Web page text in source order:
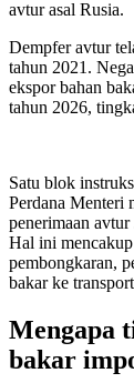
avtur asal Rusia.
Dempfer avtur
tahun 2021.
ekspor bahan
tahun 2026,
Satu blok
Perdana Menteri
penerimaan
Hal ini
pembongkaran,
bakar ke
Mengapa
bakar